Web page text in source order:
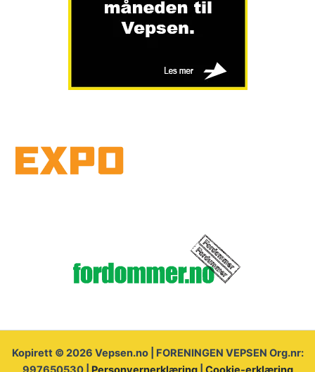
Kopirett © 2026 Vepsen.no | FORENINGEN VEPSEN Org.nr: